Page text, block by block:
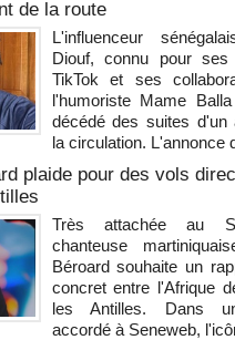
de la route
L'influenceur
Diouf, connu pour
TikTok et ses
l'humoriste Mame
décédé des suites d'un
la circulation. L'annonce
plaide pour des vols
Très attachée au
chanteuse
Béroard souhaite un
concret entre l'Afrique
les Antilles. Dans
accordé à Seneweb,